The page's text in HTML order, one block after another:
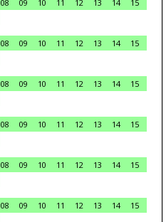
08 09 10 11 12 13 14
15
08 09 10 11 12 13 14
15
08 09 10 11 12 13 14
15
08 09 10 11 12 13 14
15
08 09 10 11 12 13 14
15
08 09 10 11 12 13 14
15